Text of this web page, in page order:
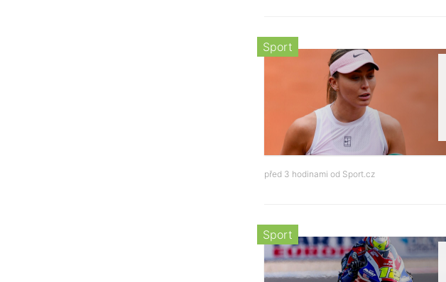
Sport
před 3 hodinami od Sport.cz
Sport